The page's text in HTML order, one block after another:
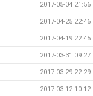
2017-05-04 21:56
2017-04-25 22:46
2017-04-19 22:45
2017-03-31 09:27
2017-03-29 22:29
2017-03-12 10:12